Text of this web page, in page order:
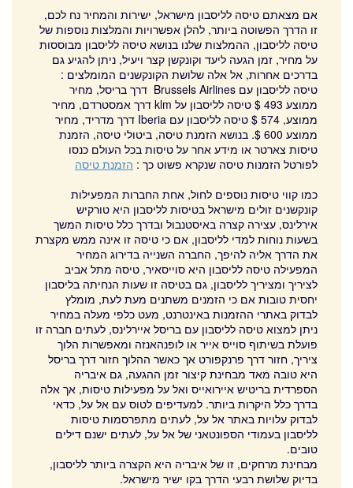
מלון 5 כוכבים בליסבון
מלון 3 כוכבים בליסבון
מלון 4 כוכבים בליסבון
נמל תעופה ליסבון
השכרת רכב בפורטוגל
מסעדות מומלצות בליסבון
סופש עם ילדים ליסבון
ליסבון תקציב נמוך
סינטרה
ליסבון קישורים
נדלן ועסקים למכירה
דירות מומלצות בליסבון
צרו איתנו קשר
ifream
אם מצאתם טיסה לליסבון מישראל, ישירות והמחיר נח לכם,
זו הדרך הפשוטה ביותר, להלן אפשרויות והמלצות נוספות של
טיסה לליסבון, ההמלצות שלנו בנושא טיסה לליסבון מבוססות
על מחיר, זמן הגעה ליעד וקונקשן קצר ויעיל, ניתן להגיע גם
בדרכים אחרות, אל אלה שלושת הקונקשנים המומלצים :
טיסה לליסבון עם Brussels Airlines דרך בריסל, מחיר
ממוצע 493 $ טיסה לליסבון על klm דרך אמסטרדם, מחיר
ממוצע, 574 $ טיסה לליסבון עם Iberia דרך מדריד, מחיר
ממוצע 600 $.
בנושא הזמנת טיסה, ביטולי טיסה, הזמנת
טיסות צארטר או מידע אחר על טיסות בכל העולם כנסו
לפורטל הזמנות טיסה שנקרא פשוט כך : הזמנת טיסה
כמו קווי טיסות נוספים לחול, אחת החברות המפעילות
קונקשנים זולים מישראל בטיסות לליסבון היא טורקיש
אירלינס, עצירה קצרה באיסטנבול ובדרך כלל טיסות המשך
בשעות נוחות למדי לליסבון, אם כי טיסה זו אינה ממש מקצרת
את הדרך אליה להיפך, החברה השנייה בדירוג המחיר
המפעילה טיסה לליסבון היא סוייסאיר, טיסה מתל אביב
לציריך ומציריך לליסבון, גם בטיסה זו שעות הנחיתה בליסבון
יחסית טובות אם כי הזמנים משתנים מעת לעת, מומלץ
לבדוק באתרי ההזמנות באינטרנט, מעט כלפי מעלה במחיר
ניתן למצוא טיסה לליסבון עם בריסל איירלינס, לעתים חברה זו
פועלת בשיתוף סוייס אייר או לופנהאנזה ומאפשרות הלוך
ציריך, חזור דרך פרנקפורט אך כאשר ההלוך חזור דרך בריסל
היא טובה מאד מבחינת קיצור זמן ההגעה, גם איבריה
הספרדית בריטיש איירואייס ואל על מפעילות טיסות, אך אלה
בדרך כלל היקרות ביותר. למעדיפים לטוס עם אל על, כדאי
לבדוק עלויות באתר אל על, לעתים מתפרסמות טיסות
לליסבון בעמודי הספונטאני של אל על, לעתים ישנם דילים
טובים.
מבחינת מרחקים, זו של איבריה היא הקצרה ביותר לליסבון,
בדיוק שלושת רבעי הדרך בקו ישיר מישראל.